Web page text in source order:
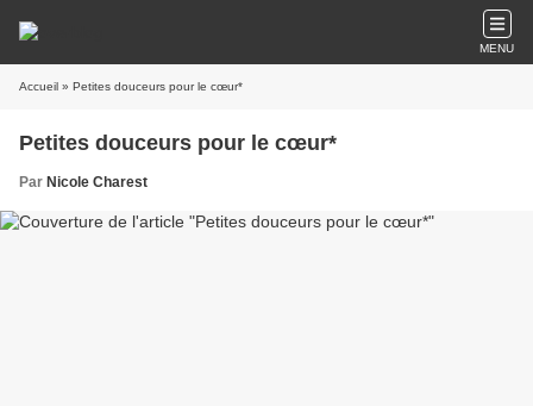
MENU
Accueil » Petites douceurs pour le cœur*
Petites douceurs pour le cœur*
Par Nicole Charest